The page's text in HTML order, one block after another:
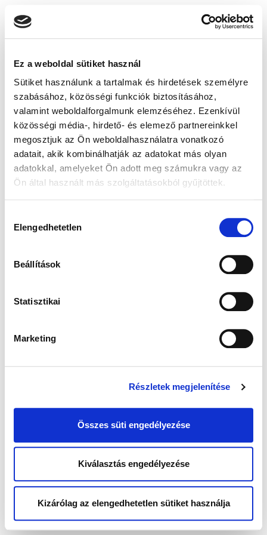
Ez a weboldal sütiket használ
Sütiket használunk a tartalmak és hirdetések személyre
szabásához, közösségi funkciók biztosításához,
valamint weboldalforgalmunk elemzéséhez. Ezenkívül
közösségi média-, hirdető- és elemező partnereinkkel
megosztjuk az Ön weboldalhasználatra vonatkozó
adatait, akik kombinálhatják az adatokat más olyan
adatokkal, amelyeket Ön adott meg számukra vagy az
Ön által használt más szolgáltatásokból gyűjtöttek.
kiválasztása
Elengedhetetlen
Beállítások
Statisztikai
Marketing
Részletek megjelenítése
Összes süti engedélyezése
Kiválasztás engedélyezése
Kizárólag az elengedhetetlen sütiket használja